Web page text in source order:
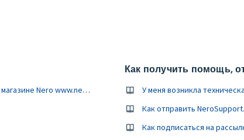
Возврат средств за покупки, совершенные в официальном магазине Nero www.nero.com
Как получить помощь,
Как подписаться на